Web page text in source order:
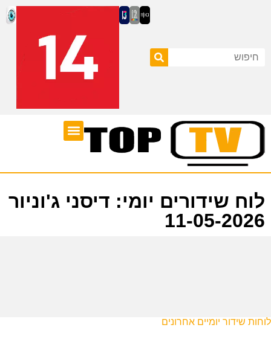
לוח שידורים יומי: דיסני ג'וניור
11-05-2026
לוחות שידור יומיים אחרונים